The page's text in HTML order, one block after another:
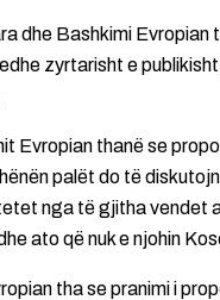
dhe Bashkimi Evropian
zyrtarisht e
Evropian thanë se
palët do të
nga të gjitha vendet
ato që nuk e njohin
tha se pranimi i